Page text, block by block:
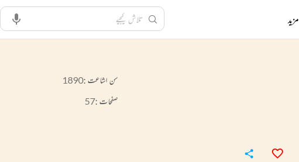
سن اشاعت :1890
صفحات :57
مزید